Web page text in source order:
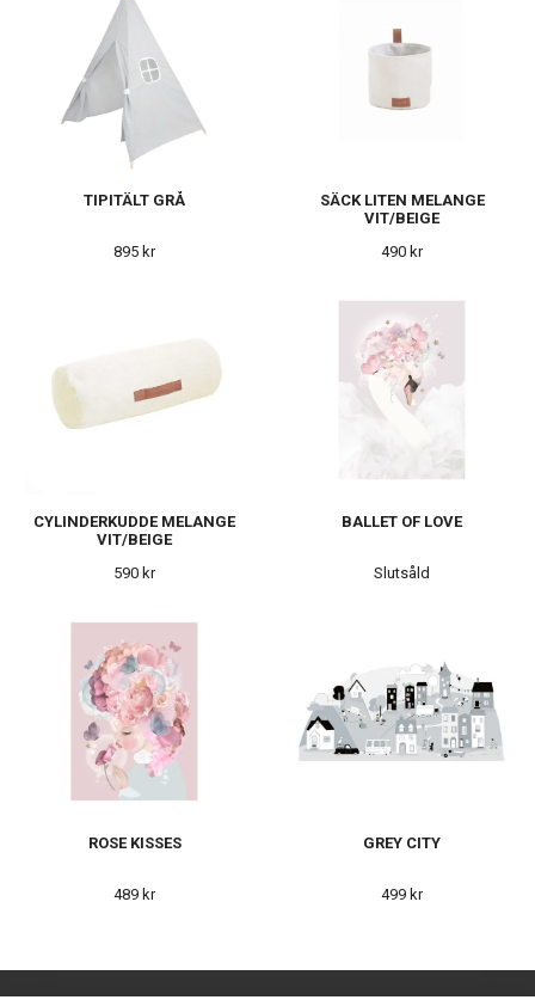
TIPITÄLT GRÅ
895 kr
SÄCK LITEN MELANGE
VIT/BEIGE
490 kr
CYLINDERKUDDE MELANGE
VIT/BEIGE
590 kr
BALLET OF LOVE
Slutsåld
ROSE KISSES
489 kr
GREY CITY
499 kr